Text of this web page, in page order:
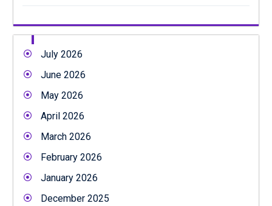
July 2026
June 2026
May 2026
April 2026
March 2026
February 2026
January 2026
December 2025